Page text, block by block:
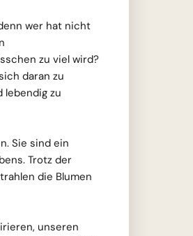
wer hat nicht
zu viel wird?
daran zu
lebendig zu
Sie sind ein
Trotz der
die Blumen
unseren